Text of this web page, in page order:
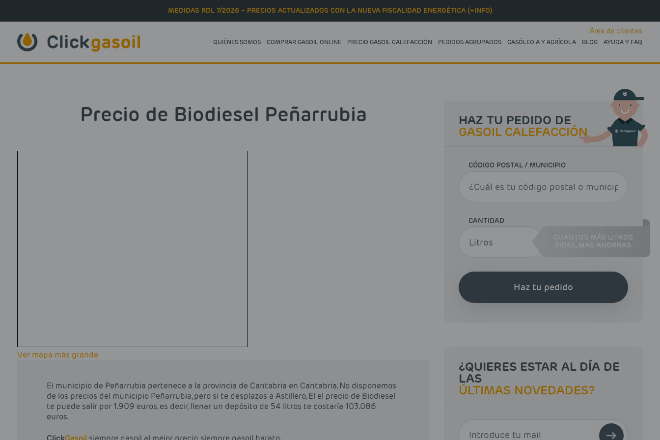
MEDIDAS RDL 7/2026 – PRECIOS ACTUALIZADOS CON LA NUEVA FISCALIDAD ENERGÉTICA (+INFO)
QUIÉNES SOMOS COMPRAR GASOIL ONLINE PRECIO GASOIL CALEFACCIÓN PEDIDOS AGRUPADOS GASÓLEO A Y AGRÍCOLA BLOG AYUDA Y FAQ
Área de clientes
Precio de Biodiesel Peñarrubia
Ver mapa más grande
El municipio de Peñarrubia pertenece a la provincia de Cantabria en Cantabria. No disponemos
de los precios del municipio Peñarrubia, pero si te desplazas a Astillero, El el precio de Biodiesel
te puede salir por 1.909 euros, es decir, llenar un depósito de 54 litros te costaría 103.086
euros.
HAZ TU PEDIDO DE
GASOIL CALEFACCIÓN
CÓDIGO POSTAL / MUNICIPIO
CANTIDAD
CUANTOS MÁS LITROS
MÁS AHORRAS
Haz tu pedido
¿QUIERES ESTAR AL DÍA DE
LAS
ÚLTIMAS NOVEDADES?